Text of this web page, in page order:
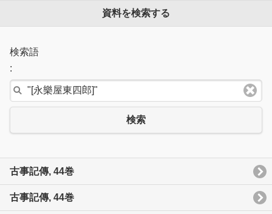
資料を検索する
検索語
:
検索
古事記傳, 44巻
古事記傳, 44巻